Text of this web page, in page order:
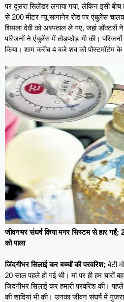
पर दूसरा सिलेंडर लगाया गया, लेकिन इसी बीच
से 200 मीटर न्यू सांगानेर रोड पर एंबुलेंस
शिमला देवी को अस्पताल ले गए, जहां डॉक्टरों
परिजनों ने एंबुलेंस में तोड़फोड़ भी की।
किया। शाम करीब 4 बजे शव को पोस्टमॉर्टम के
जीवनभर संघर्ष किया मगर सिस्टम से हार गईं;
को पाला
जिंदगीभर सिलाई कर बच्चों की परवरिश;बेटी
20 साल पहले हो गई थी। मां पर ही हम चारों
जिंदगीभर सिलाई कर हमारी परवरिश की।
की शादियां भी की। उनका ​जीवन संघर्ष में